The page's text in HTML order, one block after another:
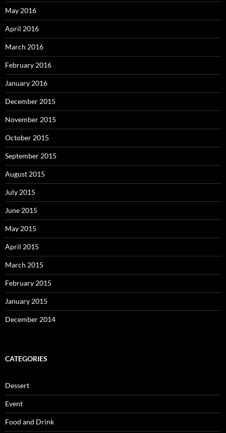
May 2016
April 2016
March 2016
February 2016
January 2016
December 2015
November 2015
October 2015
September 2015
August 2015
July 2015
June 2015
May 2015
April 2015
March 2015
February 2015
January 2015
December 2014
CATEGORIES
Dessert
Event
Food and Drink